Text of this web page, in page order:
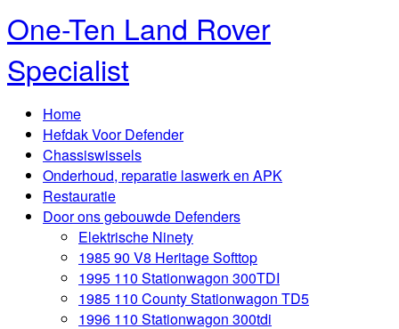
One-Ten Land Rover
Specialist
Home
Hefdak Voor Defender
Chassiswissels
Onderhoud, reparatie laswerk en APK
Restauratie
Door ons gebouwde Defenders
Elektrische Ninety
1985 90 V8 Heritage Softtop
1995 110 Stationwagon 300TDI
1985 110 County Stationwagon TD5
1996 110 Stationwagon 300tdi